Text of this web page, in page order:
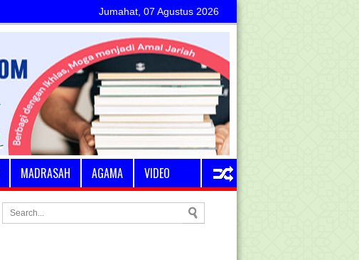
Jumahat, 07 Agustus 2026
MADRASAH AGAMA VIDEO